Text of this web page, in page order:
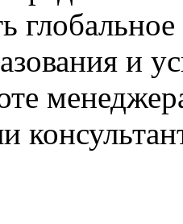
и